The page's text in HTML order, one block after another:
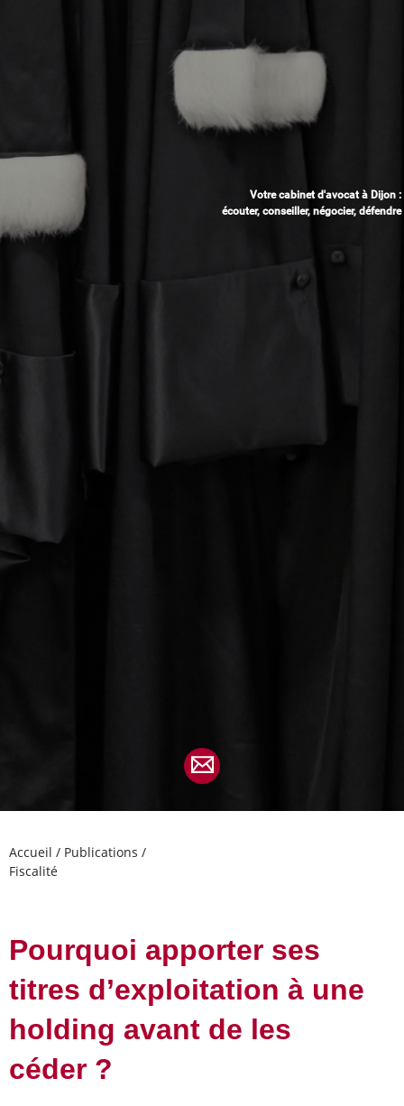
Votre cabinet d'avocat à Dijon :
écouter, conseiller, négocier, défendre
Accueil / Publications /
Fiscalité
Pourquoi apporter ses
titres d’exploitation à une
holding avant de les
céder ?